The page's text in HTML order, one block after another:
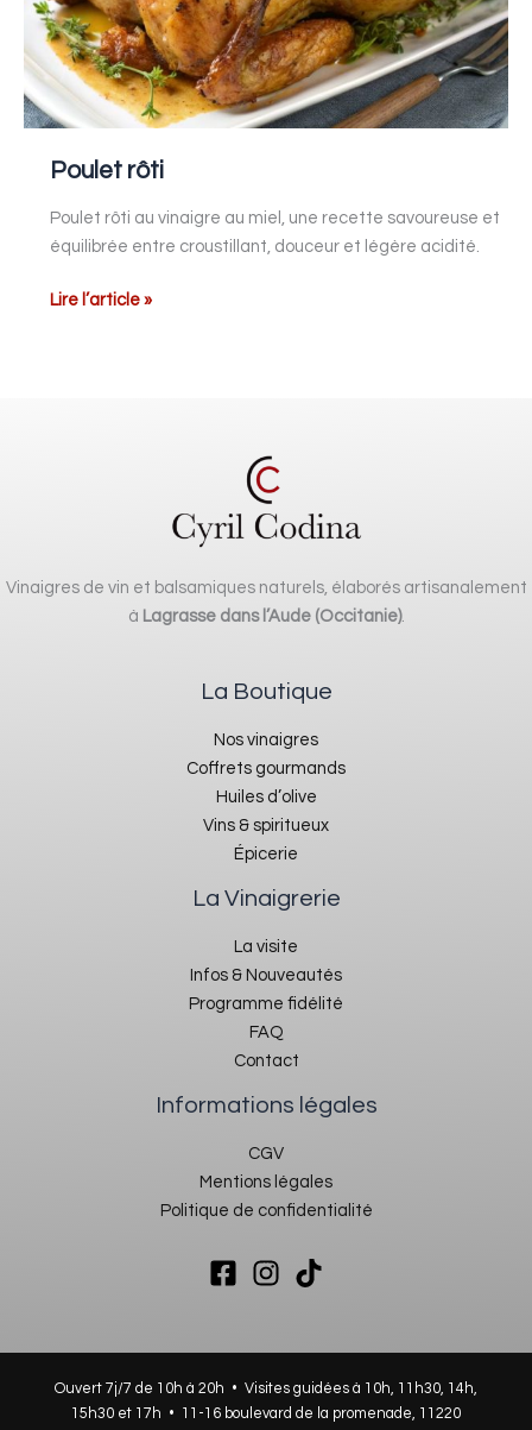
Poulet rôti
Poulet rôti au vinaigre au miel, une recette savoureuse et
équilibrée entre croustillant, douceur et légère acidité.
Lire l’article »
Vinaigres de vin et balsamiques naturels, élaborés artisanalement
à Lagrasse dans l’Aude (Occitanie).
La Boutique
Nos vinaigres
Coffrets gourmands
Huiles d’olive
Vins & spiritueux
Épicerie
La Vinaigrerie
La visite
Infos & Nouveautés
Programme fidélité
FAQ
Contact
Informations légales
CGV
Mentions légales
Politique de confidentialité
Ouvert 7j/7 de 10h à 20h • Visites guidées à 10h, 11h30, 14h,
15h30 et 17h •
11-16 boulevard de la promenade, 11220